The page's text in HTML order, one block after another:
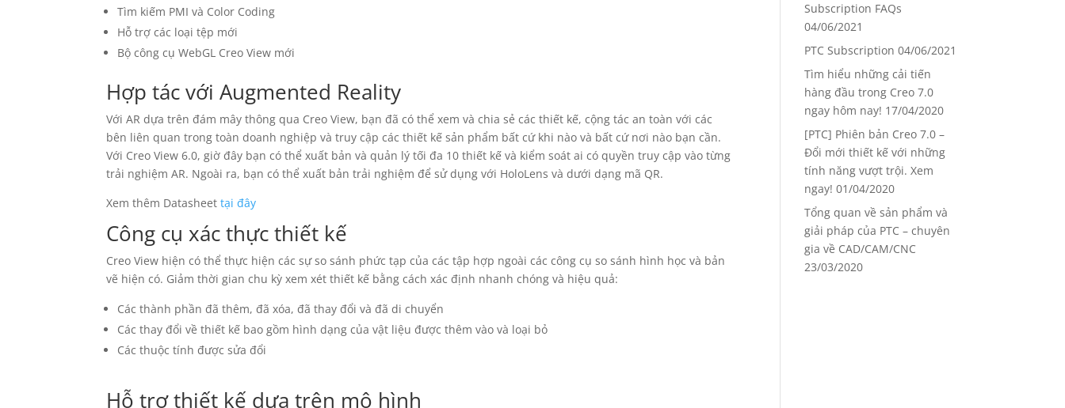
Tìm kiếm PMI và Color Coding
Hỗ trợ các loại tệp mới
Bộ công cụ WebGL Creo View mới
Hợp tác với Augmented Reality
Với AR dựa trên đám mây thông qua Creo View, bạn đã có thể xem và chia sẻ các thiết kế, cộng tác an toàn với các
bên liên quan trong toàn doanh nghiệp và truy cập các thiết kế sản phẩm bất cứ khi nào và bất cứ nơi nào bạn cần.
Với Creo View 6.0, giờ đây bạn có thể xuất bản và quản lý tối đa 10 thiết kế và kiểm soát ai có quyền truy cập vào từng
trải nghiệm AR. Ngoài ra, bạn có thể xuất bản trải nghiệm để sử dụng với HoloLens và dưới dạng mã QR.
Xem thêm Datasheettại đây
Công cụ xác thực thiết kế
Creo View hiện có thể thực hiện các sự so sánh phức tạp của các tập hợp ngoài các công cụ so sánh hình học và bản
vẽ hiện có. Giảm thời gian chu kỳ xem xét thiết kế bằng cách xác định nhanh chóng và hiệu quả:
Các thành phần đã thêm, đã xóa, đã thay đổi và đã di chuyển
Các thay đổi về thiết kế bao gồm hình dạng của vật liệu được thêm vào và loại bỏ
Các thuộc tính được sửa đổi
Hỗ trợ thiết kế dựa trên mô hình
Subscription FAQs
04/06/2021
PTC Subscription 04/06/2021
Tìm hiểu những cải tiến
hàng đầu trong Creo 7.0
ngay hôm nay! 17/04/2020
[PTC] Phiên bản Creo 7.0 –
Đổi mới thiết kế với những
tính năng vượt trội. Xem
ngay! 01/04/2020
Tổng quan về sản phẩm và
giải pháp của PTC – chuyên
gia về CAD/CAM/CNC
23/03/2020